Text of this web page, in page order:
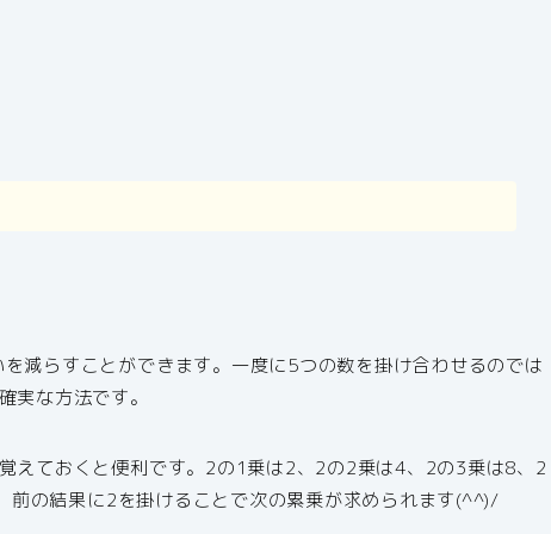
減らすことができます。一度に5つの数を掛け合わせるのでは
実な方法です。
えておくと便利です。2の1乗は2、2の2乗は4、2の3乗は8、2
の結果に2を掛けることで次の累乗が求められます(^^)/